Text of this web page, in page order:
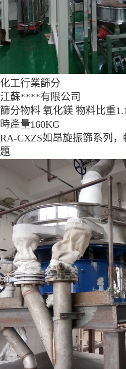
化工行業篩分
江蘇****有限公司
篩分物料 氧化鎂 物料比重
時產量160KG
RA-CXZS如昂旋振篩系列
題